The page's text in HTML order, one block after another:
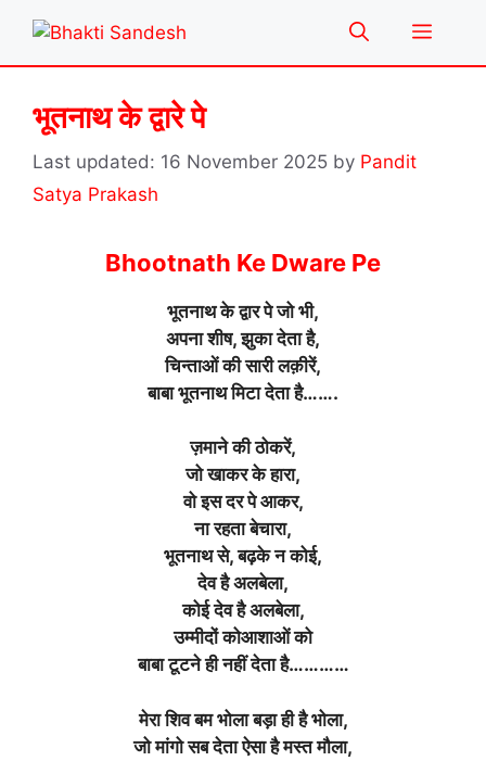
content
Menu
भूतनाथ के द्वारे पे
16 November 2025 by Pandit
Satya Prakash
Bhootnath Ke Dware Pe
भूतनाथ के द्वार पे जो भी,
अपना शीष, झुका देता है,
चिन्ताओं की सारी लक़ीरें,
बाबा भूतनाथ मिटा देता है…….
ज़माने की ठोकरें,
जो खाकर के हारा,
वो इस दर पे आकर,
ना रहता बेचारा,
भूतनाथ से, बढ़के न कोई,
देव है अलबेला,
कोई देव है अलबेला,
उम्मीदों कोआशाओं को
बाबा टूटने ही नहीं देता है…………
मेरा शिव बम भोला बड़ा ही है भोला,
जो मांगो सब देता ऐसा है मस्त मौला,